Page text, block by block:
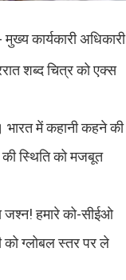
कार्यकारी अधिकारी
शब्द चित्र को एक्स
भारत में कहानी कहने की
स्थिति को मजबूत
जश्न! हमारे को-सीईओ
को ग्लोबल स्तर पर ले